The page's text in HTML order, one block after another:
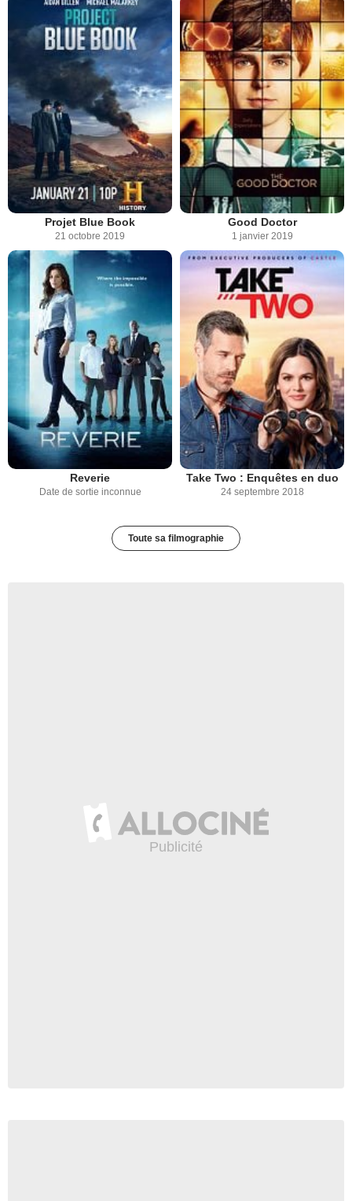
Projet Blue Book
21 octobre 2019
Good Doctor
1 janvier 2019
Reverie
Date de sortie inconnue
Take Two : Enquêtes en duo
24 septembre 2018
Toute sa filmographie